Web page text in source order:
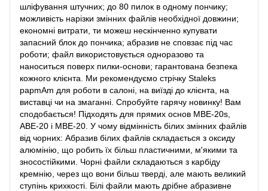
шліфування штучних; до 80 пилок в одному пончику;
можливість нарізки змінних файлів необхідної довжини;
економні витрати, ти можеш нескінченно купувати
запасний блок до пончика; абразив не сповзає під час
роботи; файл використовується одноразово та
наноситься поверх пилки-основи; гарантована безпека
кожного клієнта. Ми рекомендуємо стрічку Staleks
papmAm для роботи в салоні, на виїзді до клієнта, на
виставці чи на змаганні. Спробуйте гарячу новинку! Вам
сподобається! Підходять для прямих основ MBE-20s,
ABE-20 і MBE-20. У чому відмінність білих змінних файлів
від чорних: Абразив білих файлів складається з оксиду
алюмінію, що робить їх більш пластичними, м'якими та
зносостійкими. Чорні файли складаються з карбіду
кремнію, через що вони більш тверді, але мають великий
ступінь крихкості. Білі файли мають дрібне абразивне